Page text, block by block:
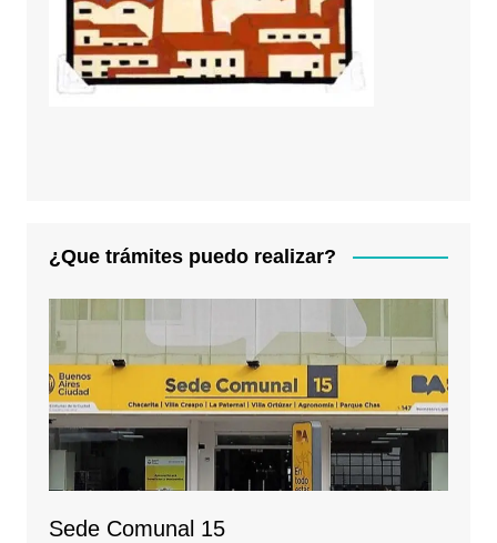
¿Que trámites puedo realizar?
Sede Comunal 15